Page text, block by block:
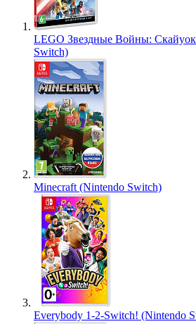
LEGO Звездные Войны:
Switch)
Minecraft (Nintendo Switch)
Everybody 1-2-Switch! (Nintendo